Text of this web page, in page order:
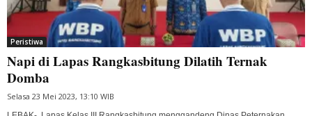
Peristiwa
Napi di Lapas Rangkasbitung Dilatih Ternak
Domba
Selasa 23 Mei 2023, 13:10 WIB